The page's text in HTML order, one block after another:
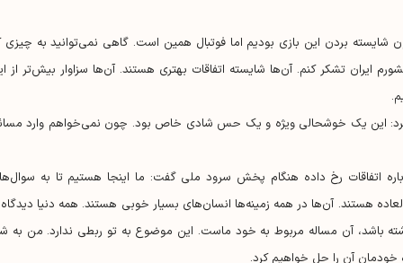
بردن این بازی بودیم اما فوتبال همین است. گاهی نمی‌توانید به چیزی
ایران تشکر کنم. آن‌ها شایسته اتفاقات بهتری هستند. آن‌ها سزاوار بیش‌تر از
این یک خوشحالی ویژه و یک حس شادی خاص بود. چون نمی‌خواهم وارد
اتفاقات رخ داده هنگام پخش سرود ملی گفت: ما اینجا هستیم تا به
هستند. آن‌ها در همه زمینه‌ها انسان‌های بسیار خوبی هستند. همه دنیا
باشد، آن مساله مربوط به خود ماست. این موضوع به تو ربطی ندارد. من به
آن را حل خواهیم کرد.